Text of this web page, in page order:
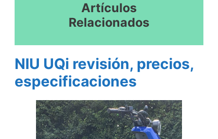
Artículos
Relacionados
NIU UQi revisión, precios,
especificaciones